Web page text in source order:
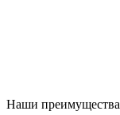
Наши преимущества